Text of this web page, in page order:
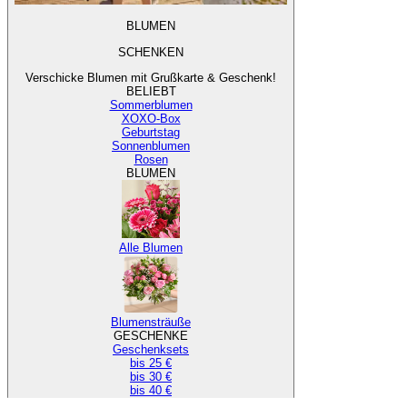
BLUMEN
SCHENKEN
Verschicke Blumen mit Grußkarte & Geschenk!
BELIEBT
Sommerblumen
XOXO-Box
Geburtstag
Sonnenblumen
Rosen
BLUMEN
Alle Blumen
Blumensträuße
GESCHENKE
Geschenksets
bis 25 €
bis 30 €
bis 40 €